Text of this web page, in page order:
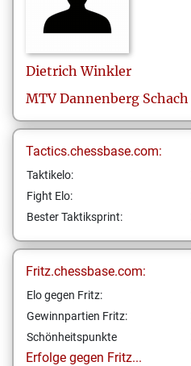
Dietrich Winkler
MTV Dannenberg Schach
Tactics.chessbase.com:
Taktikelo:
Fight Elo:
Bester Taktiksprint:
Fritz.chessbase.com:
Elo gegen Fritz:
Gewinnpartien Fritz:
Schönheitspunkte
Erfolge gegen Fritz...